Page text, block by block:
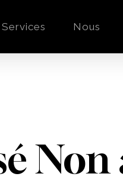
Services Nous
Non